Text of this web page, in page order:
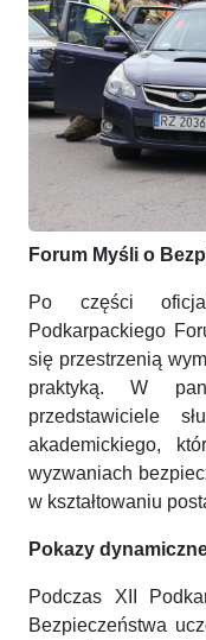
Forum Myśli o
Po części
Podkarpackiego
się przestrzenią
praktyką. W
przedstawiciele
akademickiego,
wyzwaniach
w kształtowaniu
Pokazy
Podczas XII
Bezpieczeństwa